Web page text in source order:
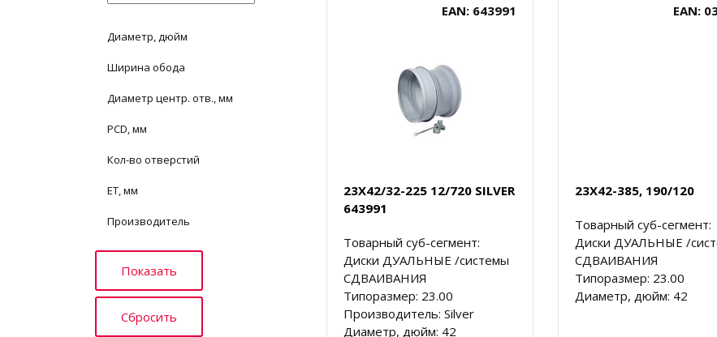
Диаметр, дюйм
Ширина обода
Диаметр центр. отв., мм
PCD, мм
Кол-во отверстий
ET, мм
Производитель
EAN: 643991
23X42/32-225 12/720 SILVER
643991
Товарный суб-сегмент:
Диски ДУАЛЬНЫЕ /системы
СДВАИВАНИЯ
Типоразмер: 23.00
Производитель: Silver
Диаметр, дюйм: 42
EAN:
23X42-385, 190/120
Товарный суб-сегмент:
Диски ДУАЛЬНЫЕ /
СДВАИВАНИЯ
Типоразмер: 23.00
Диаметр, дюйм: 42